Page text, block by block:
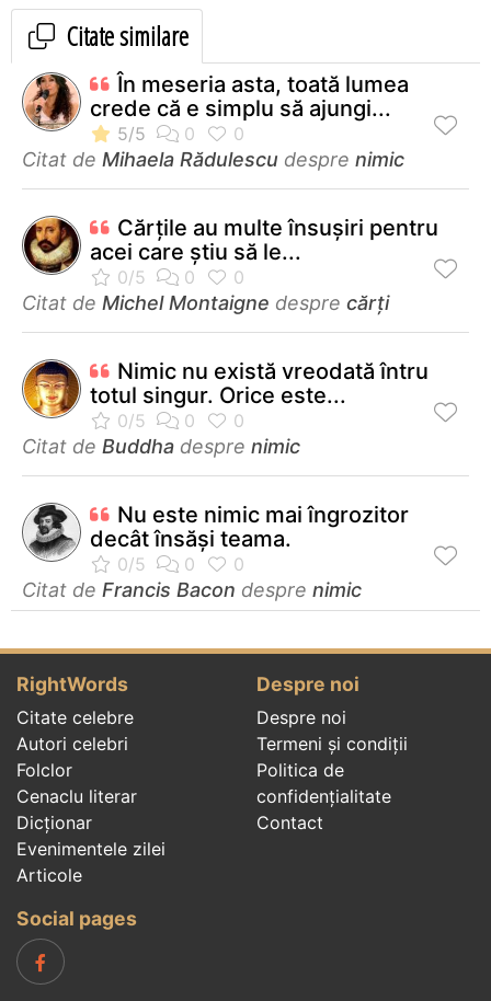
Citate similare
În meseria asta, toată lumea
crede că e simplu să ajungi...
Citat de Mihaela Rădulescu despre nimic
Cărţile au multe însuşiri pentru
acei care ştiu să le...
Citat de Michel Montaigne despre cărți
Nimic nu există vreodată întru
totul singur. Orice este...
Citat de Buddha despre nimic
Nu este nimic mai îngrozitor
decât însăşi teama.
Citat de Francis Bacon despre nimic
RightWords
Citate celebre
Autori celebri
Folclor
Cenaclu literar
Dicționar
Evenimentele zilei
Articole
Despre noi
Despre noi
Termeni și condiții
Politica de
confidenţialitate
Contact
Social pages